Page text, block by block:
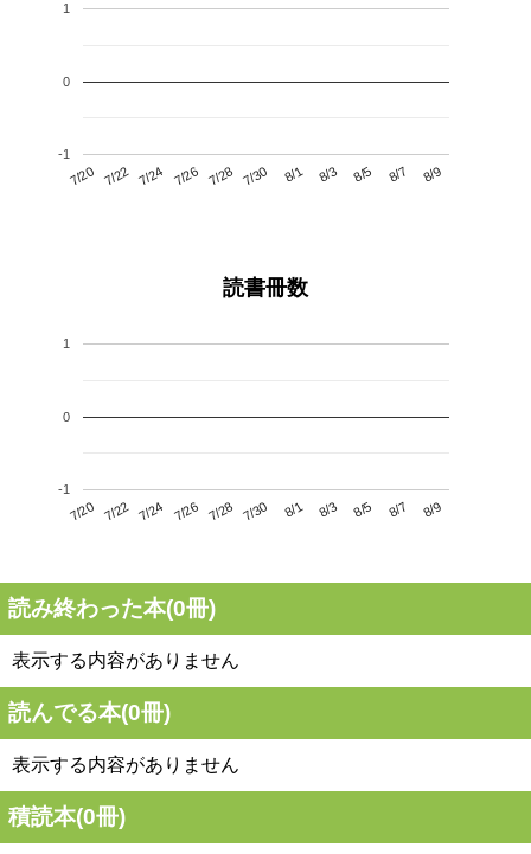
7/20 7/22 7/24 7/26 7/28 7/30 8/1 8/3 8/5 8/7 8/9
-1
0
1
読書冊数
7/20 7/22 7/24 7/26 7/28 7/30 8/1 8/3 8/5 8/7 8/9
-1
0
1
読み終わった本(0冊)
表示する内容がありません
読んでる本(0冊)
表示する内容がありません
積読本(0冊)